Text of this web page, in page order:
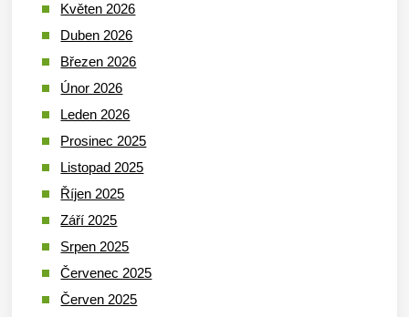
Květen 2026
Duben 2026
Březen 2026
Únor 2026
Leden 2026
Prosinec 2025
Listopad 2025
Říjen 2025
Září 2025
Srpen 2025
Červenec 2025
Červen 2025